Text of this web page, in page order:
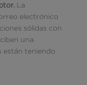
La
electrónico
sólidas con
una
están teniendo